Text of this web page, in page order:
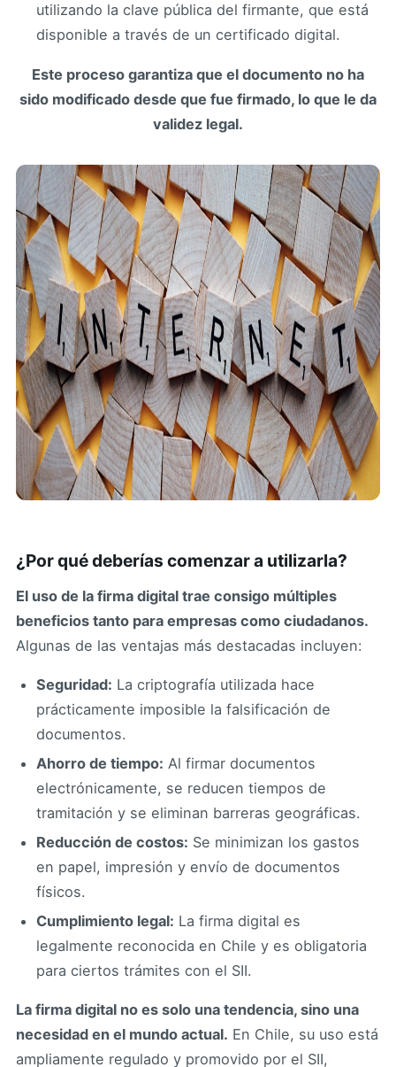
utilizando la clave pública del firmante, que está
disponible a través de un certificado digital.
Este proceso garantiza que el documento no ha
sido modificado desde que fue firmado, lo que le da
validez legal.
¿Por qué deberías comenzar a utilizarla?
El uso de la firma digital trae consigo múltiples
beneficios tanto para empresas como ciudadanos.
Algunas de las ventajas más destacadas incluyen:
Seguridad: La criptografía utilizada hace
prácticamente imposible la falsificación de
documentos.
Ahorro de tiempo: Al firmar documentos
electrónicamente, se reducen tiempos de
tramitación y se eliminan barreras geográficas.
Reducción de costos: Se minimizan los gastos
en papel, impresión y envío de documentos
físicos.
Cumplimiento legal: La firma digital es
legalmente reconocida en Chile y es obligatoria
para ciertos trámites con el SII.
La firma digital no es solo una tendencia, sino una
necesidad en el mundo actual. En Chile, su uso está
ampliamente regulado y promovido por el SII,